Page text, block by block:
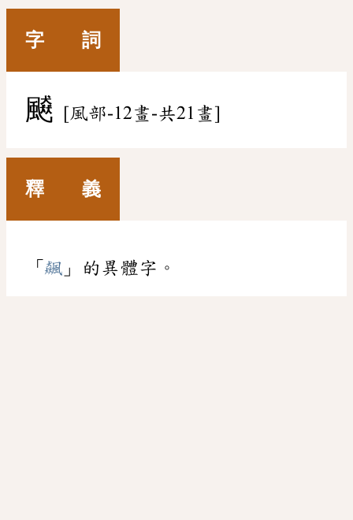
字 詞
飇 [風部-12畫-共21畫]
釋 義
「 飆 」的異體字。